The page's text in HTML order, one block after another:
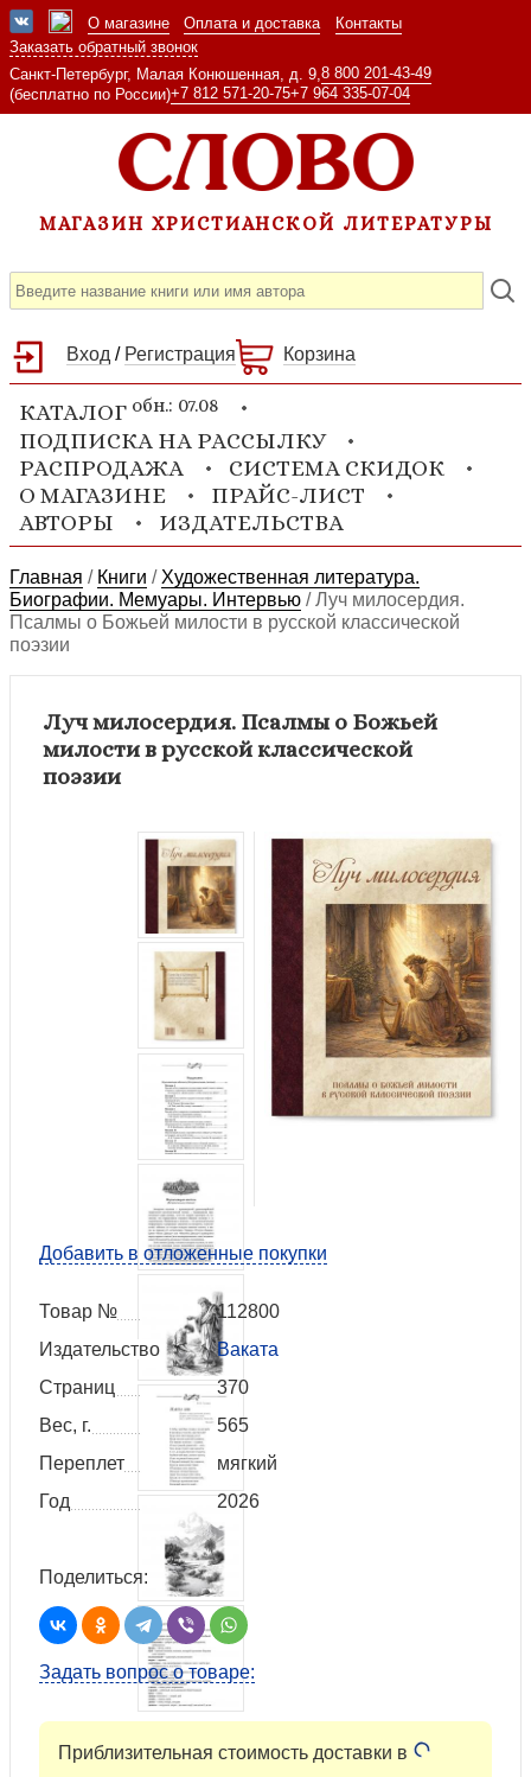
О магазине Оплата и доставка
Контакты
Заказать обратный звонок
Санкт-Петербург, Малая Конюшенная, д. 9, 8 800 201-43-49
(бесплатно по России)+7 812 571-20-75+7 964 335-07-04
МАГАЗИН ХРИСТИАНСКОЙ ЛИТЕРАТУРЫ
Вход / Регистрация Корзина
КАТАЛОГ обн.: 07.08
ПОДПИСКА НА РАССЫЛКУ
РАСПРОДАЖА
СИСТЕМА СКИДОК
О МАГАЗИНЕ
ПРАЙС-ЛИСТ
АВТОРЫ
ИЗДАТЕЛЬСТВА
Главная / Книги / Художественная литература.
Биографии. Мемуары. Интервью /Луч милосердия.
Псалмы о Божьей милости в русской классической
поэзии
Луч милосердия. Псалмы о Божьей
милости в русской классической
поэзии
Добавить в отложенные покупки
Товар №
112800
Издательство
Ваката
Страниц
370
Вес, г.
565
Переплет
мягкий
Год
2026
Поделиться:
Задать вопрос о товаре:
Приблизительная стоимость доставки в